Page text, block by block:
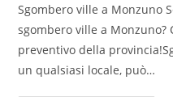
Sgombero ville a Monzuno
sgombero ville a
preventivo della
un qualsiasi locale, può…